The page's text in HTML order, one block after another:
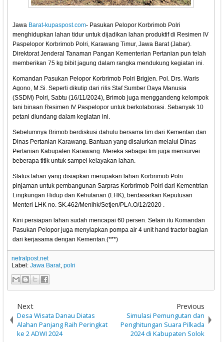
Jawa Barat-kupaspost.com- Pasukan Pelopor Korbrimob Polri
menghidupkan lahan tidur untuk dijadikan lahan produktif di Resimen IV
Paspelopor Korbrimob Polri, Karawang Timur, Jawa Barat (Jabar).
Direktorat Jenderal Tanaman Pangan Kementerian Pertanian pun telah
memberikan 75 kg bibit jagung dalam rangka mendukung kegiatan ini.
Komandan Pasukan Pelopor Korbrimob Polri Brigjen. Pol. Drs. Waris
Agono, M.Si. Seperti dikutip dari rilis Staf Sumber Daya Manusia
(SSDM) Polri, Sabtu (16/11/2024), Brimob juga menggandeng kelompok
tani binaan Resimen IV Paspelopor untuk berkolaborasi. Sebanyak 10
petani diundang dalam kegiatan ini.
Sebelumnya Brimob berdiskusi dahulu bersama tim dari Kementan dan
Dinas Pertanian Karawang. Bantuan yang disalurkan melalui Dinas
Pertanian Kabupaten Karawang. Mereka sebagai tim juga mensurvei
beberapa titik untuk sampel kelayakan lahan.
Status lahan yang disiapkan merupakan lahan Korbrimob Polri
pinjaman untuk pembangunan Sarpras Korbrimob Polri dari Kementrian
Lingkungan Hidup dan Kehutanan (LHK), berdasarkan Keputusan
Menteri LHK no. SK.462/Menlhk/Setjen/PLA.O/12/2020 .
Kini persiapan lahan sudah mencapai 60 persen. Selain itu Komandan
Pasukan Pelopor juga menyiapkan pompa air 4 unit hand tractor bagian
dari kerjasama dengan Kementan.(***)
netralpost.net
Label:Jawa Barat,polri
Next
Desa Wisata Danau Diatas
Alahan Panjang Raih Peringkat
ke 2 ADWI 2024
Previous
Simulasi Pemungutan dan
Penghitungan Suara Pilkada
2024 di Kabupaten Solok